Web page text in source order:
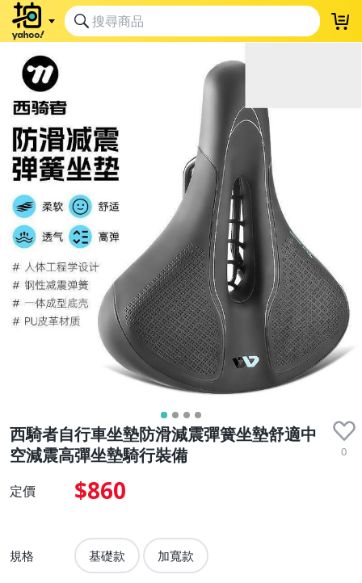
西騎者自行車坐墊防滑減震彈簧坐墊舒適中
空減震高彈坐墊騎行裝備
0
定價 $860
規格 基礎款 加寬款